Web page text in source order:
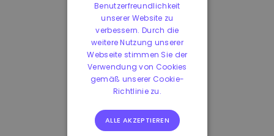
Benutzerfreundlichkeit
unserer Website zu
verbessern. Durch die
weitere Nutzung unserer
Webseite stimmen Sie der
Verwendung von Cookies
gemäß unserer Cookie-
Richtlinie zu.
ALLE AKZEPTIEREN